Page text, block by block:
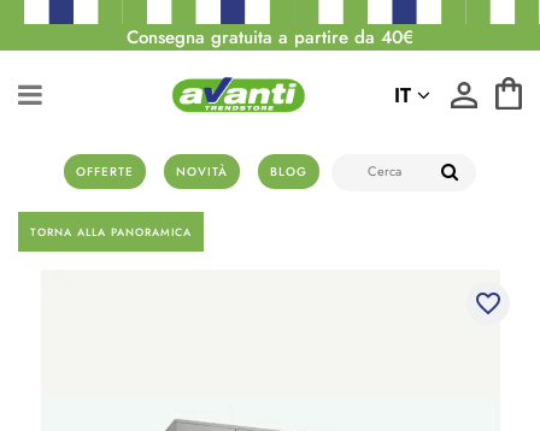
Consegna gratuita a partire da 40€
OFFERTE NOVITÀ BLOG
IT
TORNA ALLA PANORAMICA
favorite_border